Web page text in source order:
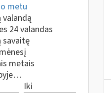
metu
valandą
24 valandas
savaitę
metais
Iki